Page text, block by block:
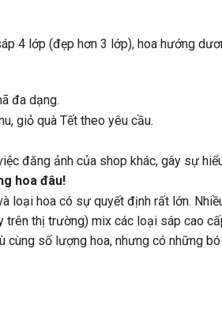
4 lớp (đẹp hơn 3 lớp), hoa hướng
đa dạng.
giỏ quà Tết theo yêu cầu.
đăng ảnh của shop khác, gây sự
hoa đâu!
hoa có sự quyết định rất lớn.
thị trường) mix các loại sáp cao
số lượng hoa, nhưng có những